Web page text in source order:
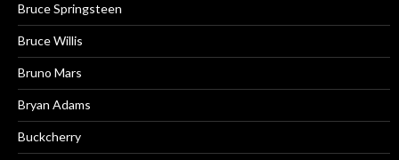
Bruce Springsteen
Bruce Willis
Bruno Mars
Bryan Adams
Buckcherry